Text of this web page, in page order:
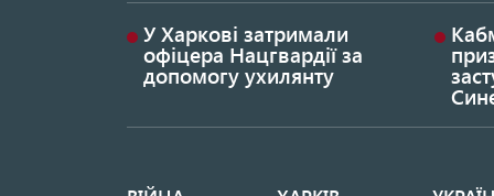
У Харкові затримали
офіцера Нацгвардії за
допомогу ухилянту